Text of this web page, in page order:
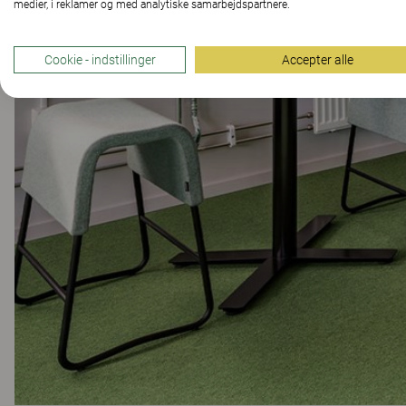
medier, i reklamer og med analytiske samarbejdspartnere.
Cookie - indstillinger Accepter alle